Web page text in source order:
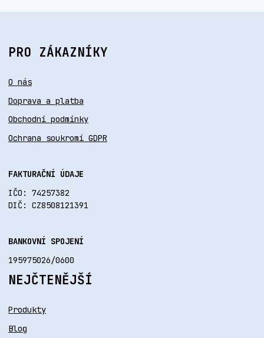
PRO ZÁKAZNÍKY
O nás
Doprava a platba
Obchodní podmínky
Ochrana soukromí GDPR
FAKTURAČNÍ ÚDAJE
IČO: 74257382
DIČ: CZ8508121391
BANKOVNÍ SPOJENÍ
195975026/0600
NEJČTENĚJŠÍ
Produkty
Blog